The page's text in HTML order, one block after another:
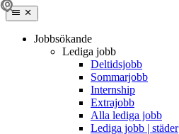
Jobbsökande
Lediga jobb
Deltidsjobb
Sommarjobb
Internship
Extrajobb
Alla lediga jobb
Lediga jobb | städer